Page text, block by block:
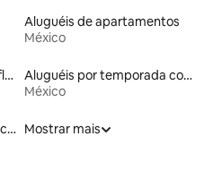
Aluguéis de apartamentos
México
Aluguel por temporada de flats
Aluguéis por temporada com banheiro para PCD
México
Aluguéis de espaços com acesso direto a pistas de esqui Mostrar mais